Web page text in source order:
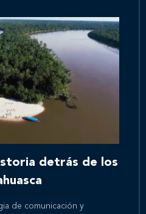
detrás de los
de comunicación y